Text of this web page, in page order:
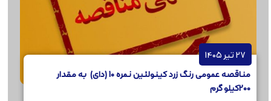
27 تیر 1405
مناقصه عمومی رنگ زرد کینولئین نمره 10 (دای) به مقدار
200کیلو گرم